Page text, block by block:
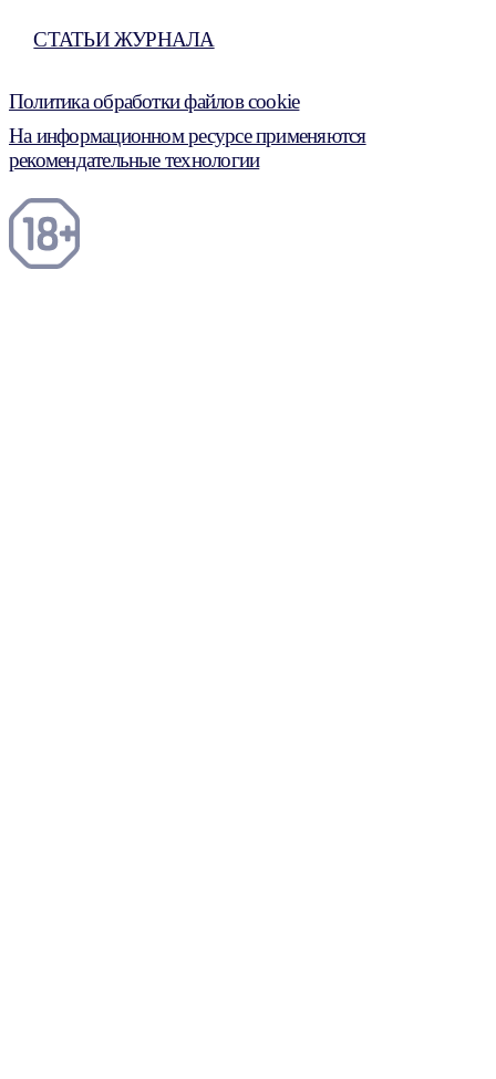
СТАТЬИ ЖУРНАЛА
Политика обработки файлов cookie
На информационном ресурсе применяются
рекомендательные технологии